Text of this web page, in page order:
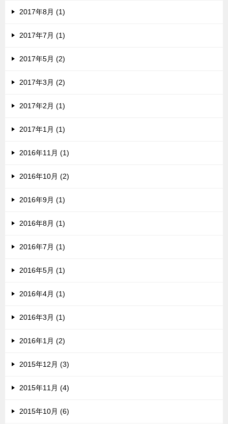
2017年8月 (1)
2017年7月 (1)
2017年5月 (2)
2017年3月 (2)
2017年2月 (1)
2017年1月 (1)
2016年11月 (1)
2016年10月 (2)
2016年9月 (1)
2016年8月 (1)
2016年7月 (1)
2016年5月 (1)
2016年4月 (1)
2016年3月 (1)
2016年1月 (2)
2015年12月 (3)
2015年11月 (4)
2015年10月 (6)